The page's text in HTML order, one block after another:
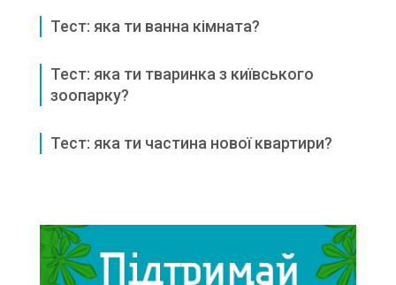
Тест: яка ти ванна кімната?
Тест: яка ти тваринка з київського
зоопарку?
Тест: яка ти частина нової квартири?